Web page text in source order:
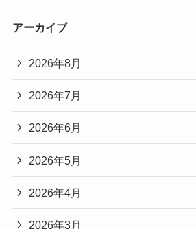
アーカイブ
2026年8月
2026年7月
2026年6月
2026年5月
2026年4月
2026年3月